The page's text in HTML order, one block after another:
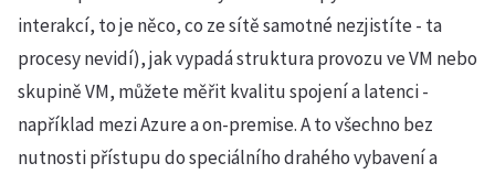
interakcí, to je něco, co ze sítě samotné nezjistíte - ta
procesy nevidí), jak vypadá struktura provozu ve VM nebo
skupině VM, můžete měřit kvalitu spojení a latenci -
například mezi Azure a on-premise. A to všechno bez
nutnosti přístupu do speciálního drahého vybavení a